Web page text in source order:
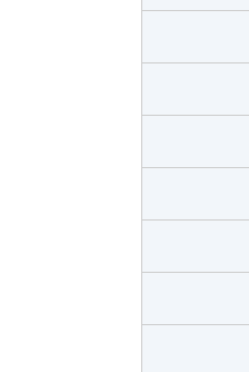
深日
深日
深日
深日